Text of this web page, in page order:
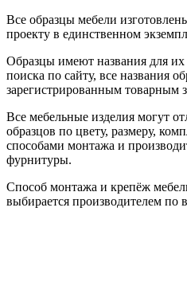
Все образцы мебели
проекту в единственном
Образцы имеют названия для их
поиска по сайту, все названия
зарегистрированным товарным
Все мебельные изделия могут
образцов по цвету, размеру,
способами монтажа и
фурнитуры.
Способ монтажа и крепёж
выбирается производителем по